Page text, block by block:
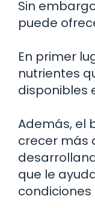
Sin
puede
En primer
nutrientes
disponibles
Además, el
crecer más
que le